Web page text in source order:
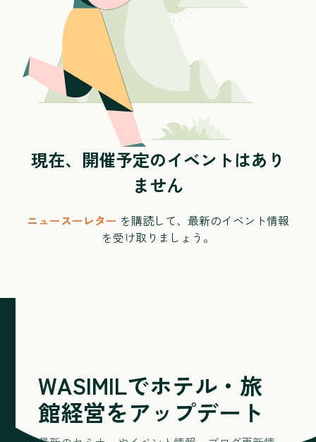
現在、開催予定のイベントはあり
ません
ニュースーレター を購読して、最新のイベント情報
を受け取りましょう。
WASIMILでホテル・旅
館経営をアップデート